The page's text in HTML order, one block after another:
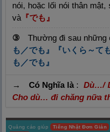
nói, hoặc lối nói thân mật,
và『でも』
③ Thường đi sau những
も／でも』『いくら～て
も／でも』
→ Có Nghĩa là: Dù…/
Cho dù… đi chăng nữa
Quảng cáo giúp Tiếng Nhật Đơn Giản